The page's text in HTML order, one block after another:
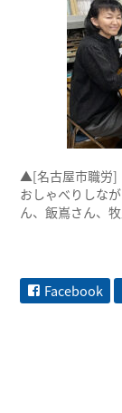
▲[名古屋市職労]
おしゃべりしな
ん、飯嶌さん、牧
Facebook